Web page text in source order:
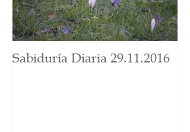
Sabiduría Diaria 29.11.2016